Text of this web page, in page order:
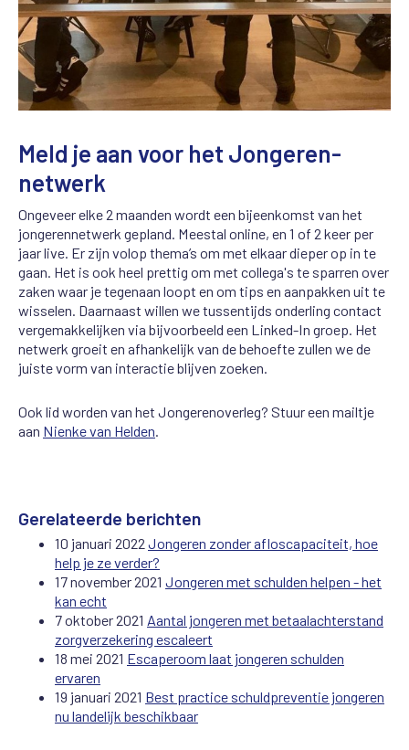
Meld je aan voor het Jongeren-
netwerk
Ongeveer elke 2 maanden wordt een bijeenkomst van het
jongerennetwerk gepland. Meestal online, en 1 of 2 keer per
jaar live. Er zijn volop thema’s om met elkaar dieper op in te
gaan. Het is ook heel prettig om met collega's te sparren over
zaken waar je tegenaan loopt en om tips en aanpakken uit te
wisselen. Daarnaast willen we tussentijds onderling contact
vergemakkelijken via bijvoorbeeld een Linked-In groep. Het
netwerk groeit en afhankelijk van de behoefte zullen we de
juiste vorm van interactie blijven zoeken.
Ook lid worden van het Jongerenoverleg? Stuur een mailtje
aan Nienke van Helden.
Gerelateerde berichten
10 januari 2022 Jongeren zonder afloscapaciteit, hoe
help je ze verder?
17 november 2021 Jongeren met schulden helpen - het
kan echt
7 oktober 2021 Aantal jongeren met betaalachterstand
zorgverzekering escaleert
18 mei 2021 Escaperoom laat jongeren schulden
ervaren
19 januari 2021 Best practice schuldpreventie jongeren
nu landelijk beschikbaar